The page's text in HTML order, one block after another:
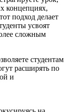
концепциях,
подход делает
усвоят
сложным
студентам
расширять по
и